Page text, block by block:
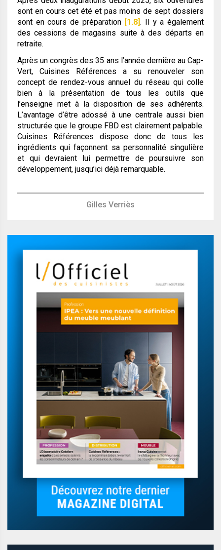
sont en cours cet été et pas moins de sept dossiers
sont en cours de préparation [1.8]. Il y a également
des cessions de magasins suite à des départs en
retraite.
Après un congrès des 35 ans l’année dernière au Cap-
Vert, Cuisines Références a su renouveler son
concept de rendez-vous annuel du réseau qui colle
bien à la présentation de tous les outils que
l’enseigne met à la disposition de ses adhérents.
L’avantage d’être adossé à une centrale aussi bien
structurée que le groupe FBD est clairement palpable.
Cuisines Références dispose donc de tous les
ingrédients qui façonnent sa personnalité singulière
et qui devraient lui permettre de poursuivre son
développement, jusqu’ici déjà remarquable.
Gilles Verriès